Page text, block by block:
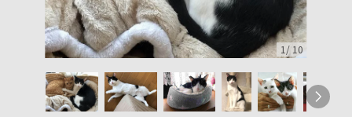
1 / 10